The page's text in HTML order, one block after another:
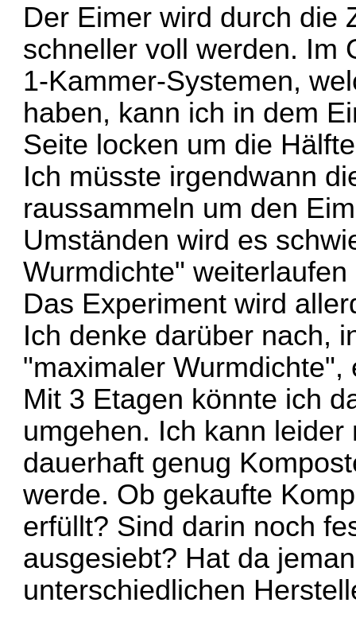
Der Eimer wird durch die
schneller voll werden. Im
1-Kammer-Systemen,
haben, kann ich in dem
Seite locken um die
Ich müsste irgendwann
raussammeln um den
Umständen wird es
Wurmdichte"
Das Experiment wird
Ich denke darüber nach,
"maximaler
Mit 3 Etagen könnte ich
umgehen. Ich kann
dauerhaft genug
werde. Ob gekaufte
erfüllt? Sind darin noch
ausgesiebt? Hat da
unterschiedlichen